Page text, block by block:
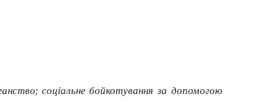
соціальне бойкотування за допомогою